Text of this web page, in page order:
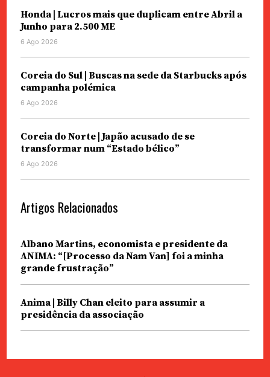
Honda | Lucros mais que duplicam entre Abril a
Junho para 2.500 ME
6 Ago 2026
Coreia do Sul | Buscas na sede da Starbucks após
campanha polémica
6 Ago 2026
Coreia do Norte | Japão acusado de se
transformar num “Estado bélico”
6 Ago 2026
Artigos Relacionados
Albano Martins, economista e presidente da
ANIMA: “[Processo da Nam Van] foi a minha
grande frustração”
Anima | Billy Chan eleito para assumir a
presidência da associação